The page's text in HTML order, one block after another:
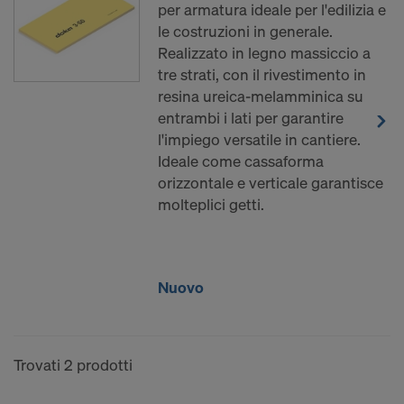
per armatura ideale per l'edilizia e
le costruzioni in generale.
Realizzato in legno massiccio a
tre strati, con il rivestimento in
resina ureica-melamminica su
entrambi i lati per garantire
l'impiego versatile in cantiere.
Ideale come cassaforma
orizzontale e verticale garantisce
molteplici getti.
Nuovo
Trovati 2 prodotti
manualmente o mediante un’interfaccia a questi
partner negli Stati Uniti.
Desideriamo informare l’utente che, con sentenza
del 16 luglio 2020 (sentenza nella causa C-311/18
“Schrems II” della Corte di Giustizia dell’Unione
Europea) è stata dichiarata invalida la decisione di
adeguatezza che consentiva il trasferimento dei
dati personali negli Stati Uniti. Pertanto gli Stati
Uniti, come paese terzo, non offrono un livello
personali negli Stati Uniti consiste in particolare nel
nei confronti di questa procedura delle autorità